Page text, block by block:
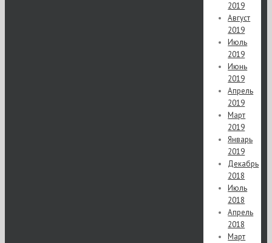
2019
Август
2019
Июль
2019
Июнь
2019
Апрель
2019
Март
2019
Январь
2019
Декабрь
2018
Июль
2018
Апрель
2018
Март